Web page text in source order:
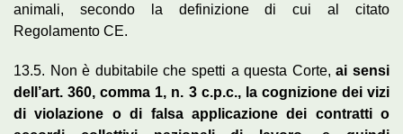
animali, secondo la definizione di cui al citato
Regolamento CE.
13.5. Non è dubitabile che spetti a questa Corte,ai sensi
dell’art. 360, comma 1, n. 3 c.p.c., la cognizione dei vizi
di violazione o di falsa applicazione dei contratti o